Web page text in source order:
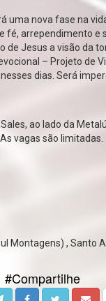
nova fase na
arrependimento
de Jesus a visão da
– Projeto de
dias. Será
ao lado da
vagas são limitadas.
Montagens) , Santo
#Compartilhe